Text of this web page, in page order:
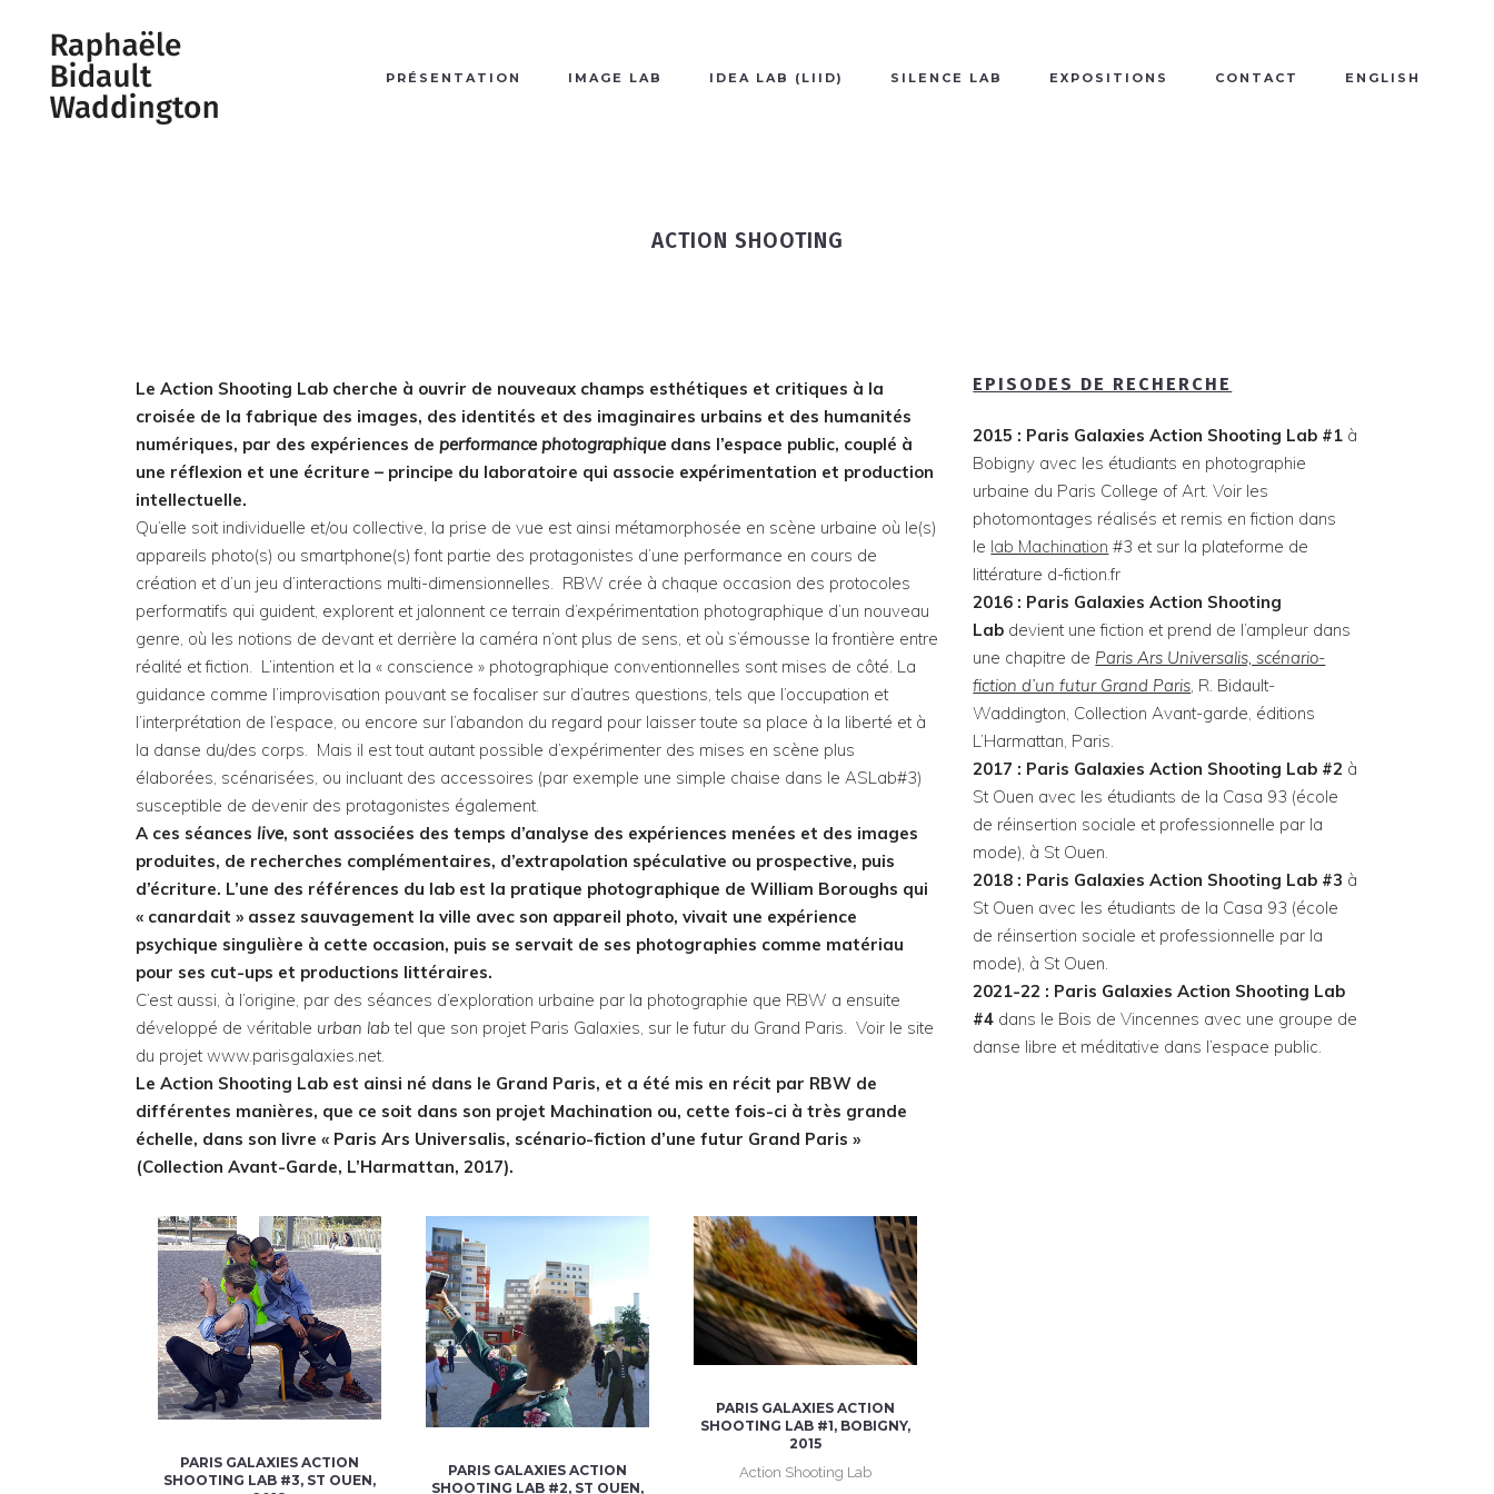
PRÉSENTATION IMAGE LAB IDEA LAB (LIID) SILENCE LAB EXPOSITIONS CONTACT ENGLISH
ACTION SHOOTING
Le Action Shooting Lab cherche à ouvrir de nouveaux champs esthétiques et critiques à la
croisée de la fabrique des images, des identités et des imaginaires urbains et des humanités
numériques, par des expériences de performance photographiquedans l’espace public, couplé à
une réflexion et une écriture – principe du laboratoire qui associe expérimentation et production
intellectuelle.
Qu’elle soit individuelle et/ou collective, la prise de vue est ainsi métamorphosée en scène urbaine où le(s)
appareils photo(s) ou smartphone(s) font partie des protagonistes d’une performance en cours de
création et d’un jeu d’interactions multi-dimensionnelles. RBW crée à chaque occasion des protocoles
performatifs qui guident, explorent et jalonnent ce terrain d’expérimentation photographique d’un nouveau
genre, où les notions de devant et derrière la caméra n’ont plus de sens, et où s’émousse la frontière entre
réalité et fiction. L’intention et la « conscience » photographique conventionnelles sont mises de côté. La
guidance comme l’improvisation pouvant se focaliser sur d’autres questions, tels que l’occupation et
l’interprétation de l’espace, ou encore sur l’abandon du regard pour laisser toute sa place à la liberté et à
la danse du/des corps. Mais il est tout autant possible d’expérimenter des mises en scène plus
élaborées, scénarisées, ou incluant des accessoires (par exemple une simple chaise dans le ASLab#3)
susceptible de devenir des protagonistes également.
A ces séances live, sont associées des temps d’analyse des expériences menées et des images
produites, de recherches complémentaires, d’extrapolation spéculative ou prospective, puis
d’écriture. L’une des références du lab est la pratique photographique de William Boroughs qui
« canardait » assez sauvagement la ville avec son appareil photo, vivait une expérience
psychique singulière à cette occasion, puis se servait de ses photographies comme matériau
pour ses cut-ups et productions littéraires.
C’est aussi, à l’origine, par des séances d’exploration urbaine par la photographie que RBW a ensuite
développé de véritable urban lab tel que son projet Paris Galaxies, sur le futur du Grand Paris. Voir le site
du projet www.parisgalaxies.net.
Le Action Shooting Lab est ainsi né dans le Grand Paris, et a été mis en récit par RBW de
différentes manières, que ce soit dans son projet Machination ou, cette fois-ci à très grande
échelle, dans son livre « Paris Ars Universalis, scénario-fiction d’une futur Grand Paris »
(Collection Avant-Garde, L’Harmattan, 2017).
PARIS GALAXIES ACTION
SHOOTING LAB #3, ST OUEN,
PARIS GALAXIES ACTION
SHOOTING LAB #2, ST OUEN,
PARIS GALAXIES ACTION
SHOOTING LAB #1, BOBIGNY,
2015
Action Shooting Lab
EPISODES DE RECHERCHE
2015 : Paris Galaxies Action Shooting Lab #1 à
Bobigny avec les étudiants en photographie
urbaine du Paris College of Art. Voir les
photomontages réalisés et remis en fiction dans
le lab Machination #3 et sur la plateforme de
littérature d-fiction.fr
2016 : Paris Galaxies Action Shooting
Lab devient une fiction et prend de l’ampleur dans
une chapitre de Paris Ars Universalis, scénario-
fiction d’un futur Grand Paris, R. Bidault-
Waddington, Collection Avant-garde, éditions
L’Harmattan, Paris.
2017 : Paris Galaxies Action Shooting Lab #2 à
St Ouen avec les étudiants de la Casa 93 (école
de réinsertion sociale et professionnelle par la
mode), à St Ouen.
2018 : Paris Galaxies Action Shooting Lab #3 à
St Ouen avec les étudiants de la Casa 93 (école
de réinsertion sociale et professionnelle par la
mode), à St Ouen.
2021-22 : Paris Galaxies Action Shooting Lab
#4 dans le Bois de Vincennes avec une groupe de
danse libre et méditative dans l’espace public.